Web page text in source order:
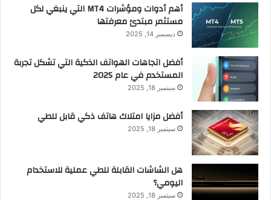
أهم أدوات ومؤشرات MT4 التي ينبغي لكل
مستثمر مبتدئ معرفتها
ديسمبر 14, 2025
أفضل اتجاهات الهواتف الذكية التي تشكل تجربة
المستخدم في عام 2025
سبتمبر 18, 2025
أفضل مزايا امتلاك هاتف ذكي قابل للطي
سبتمبر 18, 2025
هل الشاشات القابلة للطي عملية للاستخدام
اليومي؟
سبتمبر 18, 2025